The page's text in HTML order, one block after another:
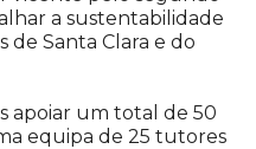
a sustentabilidade
de Santa Clara e do
apoiar um total de 50
equipa de 25 tutores